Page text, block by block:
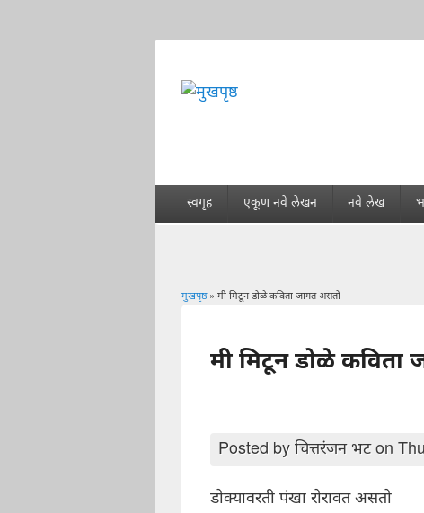
स्वगृह एकूण नवे लेखन नवे लेख
मुखपृष्ठ» मी मिटून डोळे कविता जागत असतो
मी मिटून डोळे कविता
Posted by चित्तरंजन भटon
डोक्यावरती पंखा रोरावत असतो